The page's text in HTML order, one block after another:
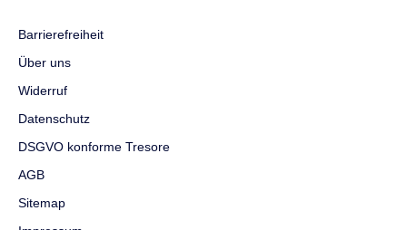
Barrierefreiheit
Über uns
Widerruf
Datenschutz
DSGVO konforme Tresore
AGB
Sitemap